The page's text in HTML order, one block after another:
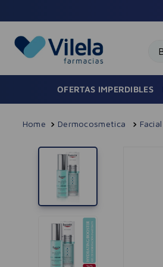
OFERTAS IMPERDIBLES
Dermocosmetica Facial